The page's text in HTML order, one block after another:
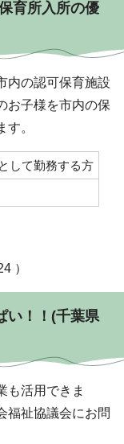
育所入所の優
内の認可保育施設
お子様を市内の保
。
して勤務する方
）
い！！(千葉県
も活用できま
福祉協議会にお問